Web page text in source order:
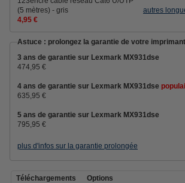
(5 mètres) - gris
4,95 €
autres
Astuce : prolongez la garantie de votre
3 ans de garantie sur Lexmark MX931dse
474,95 €
4 ans de garantie sur Lexmark MX931dse
635,95 €
5 ans de garantie sur Lexmark MX931dse
795,95 €
plus d'infos sur la garantie prolongée
Téléchargements Options